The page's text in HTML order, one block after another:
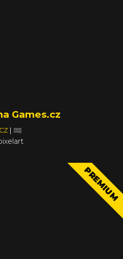
Games.cz
PREMIUM